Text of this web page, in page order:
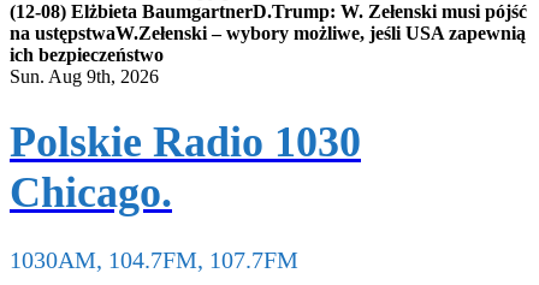
(12-08) Elżbieta BaumgartnerD.Trump: W. Zełenski musi pójść
na ustępstwaW.Zełenski – wybory możliwe, jeśli USA zapewnią
ich bezpieczeństwo
Sun. Aug 9th, 2026
Polskie Radio 1030
Chicago.
1030AM, 104.7FM, 107.7FM